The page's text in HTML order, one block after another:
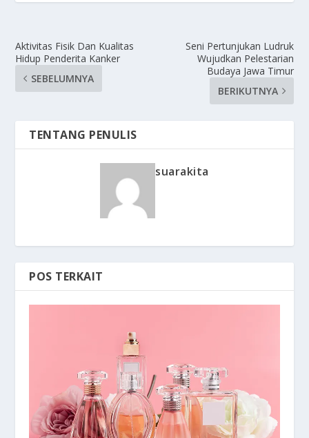
Aktivitas Fisik Dan Kualitas
Hidup Penderita Kanker
SEBELUMNYA
Seni Pertunjukan Ludruk
Wujudkan Pelestarian
Budaya Jawa Timur
BERIKUTNYA
TENTANG PENULIS
suarakita
POS TERKAIT